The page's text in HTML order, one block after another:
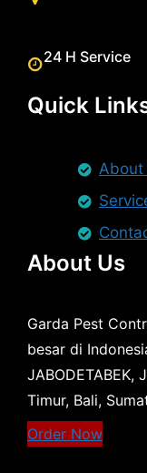
24 H Service
Quick
About
About Us
Garda Pest
besar di
JABODETABEK,
Timur, Bali,
Order Now